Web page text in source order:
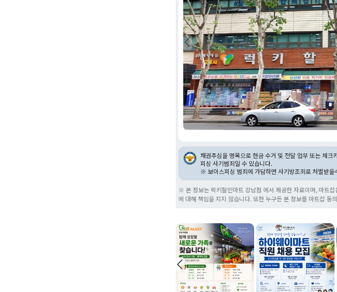
채권추심을 명목으로 현금 수거 및 전달 업무 또는 체
피싱 사기범죄일 수 있습니다.
※ 보이스피싱 범죄에 가담하면 사기방조죄로 처벌받을
※ 본 정보는 럭키할인마트 강남점 에서 제공한 자료이며, 마트
에 대해 책임을 지지 않습니다. 또한 누구든 본 정보를 마트잡 동